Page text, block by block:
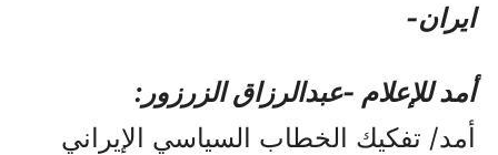
ایران-
أمد للإعلام -عبدالرزاق الزرزور:
أمد/ تفكيك الخطاب السياسي الإيراني